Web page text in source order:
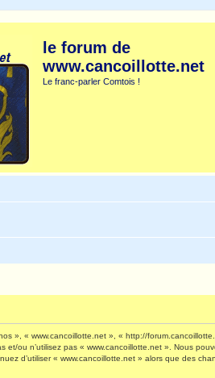
le forum de
www.cancoillotte.net
Le franc-parler Comtois !
», « www.cancoillotte.net », « http://
ou n’utilisez pas « www.cancoillotte.net ». Nous
d’utiliser « www.cancoillotte.net » alors que des